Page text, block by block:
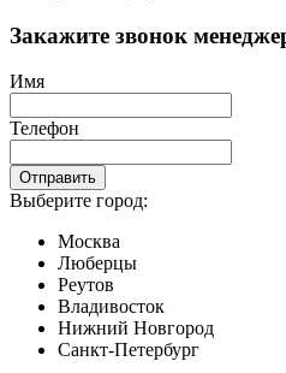
Закажите звонок
Имя
Телефон
Отправить
Выберите город:
Москва
Люберцы
Реутов
Владивосток
Нижний Новгород
Санкт-Петербург